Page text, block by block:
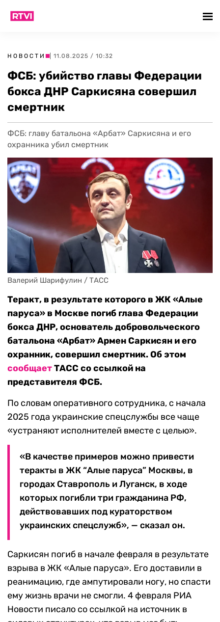
НОВОСТИ | 11.08.2025 / 10:32
ФСБ: убийство главы Федерации
бокса ДНР Саркисяна совершил
смертник
ФСБ: главу батальона «Арбат» Саркисяна и его
охранника убил смертник
Валерий Шарифулин / ТАСС
Теракт, в результате которого в ЖК «Алые
паруса» в Москве погиб глава Федерации
бокса ДНР, основатель добровольческого
батальона «Арбат» Армен Саркисян и его
охранник, совершил смертник. Об этом
сообщаетТАСС со ссылкой на
представителя ФСБ.
По словам оперативного сотрудника, с начала
2025 года украинские спецслужбы все чаще
«устраняют исполнителей вместе с целью».
«В качестве примеров можно привести
теракты в ЖК “Алые паруса” Москвы, в
городах Ставрополь и Луганск, в ходе
которых погибли три гражданина РФ,
действовавших под кураторством
украинских спецслужб», — сказал он.
Саркисян погиб в начале февраля в результате
взрыва в ЖК «Алые паруса». Его доставили в
реанимацию, где ампутировали ногу, но спасти
ему жизнь врачи не смогли. 4 февраля РИА
Новости писало со ссылкой на источник в